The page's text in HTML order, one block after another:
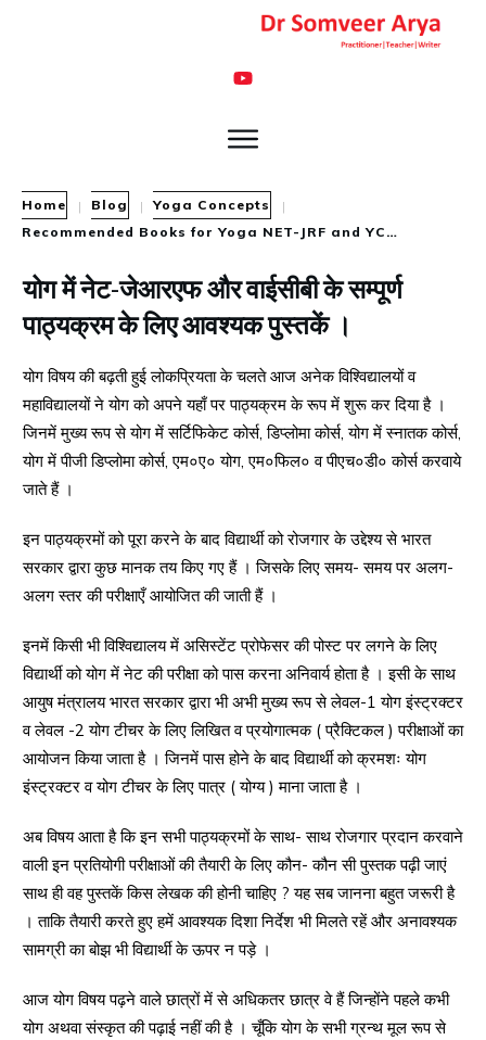
Home | Blog | Yoga Concepts
|
Recommended Books for Yoga NET-JRF and YCB BA (Yoga), MA (Yoga)
योग में नेट-जेआरएफ और वाईसीबी के सम्पूर्ण
पाठ्यक्रम के लिए आवश्यक पुस्तकें ।
योग विषय की बढ़ती हुई लोकप्रियता के चलते आज अनेक विश्विद्यालयों व
महाविद्यालयों ने योग को अपने यहाँ पर पाठ्यक्रम के रूप में शुरू कर दिया है ।
जिनमें मुख्य रूप से योग में सर्टिफिकेट कोर्स, डिप्लोमा कोर्स, योग में स्नातक कोर्स,
योग में पीजी डिप्लोमा कोर्स, एम०ए० योग, एम०फिल० व पीएच०डी० कोर्स करवाये
जाते हैं ।
इन पाठ्यक्रमों को पूरा करने के बाद विद्यार्थी को रोजगार के उद्देश्य से भारत
सरकार द्वारा कुछ मानक तय किए गए हैं । जिसके लिए समय- समय पर अलग-
अलग स्तर की परीक्षाएँ आयोजित की जाती हैं ।
इनमें किसी भी विश्विद्यालय में असिस्टेंट प्रोफेसर की पोस्ट पर लगने के लिए
विद्यार्थी को योग में नेट की परीक्षा को पास करना अनिवार्य होता है । इसी के साथ
आयुष मंत्रालय भारत सरकार द्वारा भी अभी मुख्य रूप से लेवल-1 योग इंस्ट्रक्टर
व लेवल -2 योग टीचर के लिए लिखित व प्रयोगात्मक ( प्रैक्टिकल ) परीक्षाओं का
आयोजन किया जाता है । जिनमें पास होने के बाद विद्यार्थी को क्रमशः योग
इंस्ट्रक्टर व योग टीचर के लिए पात्र ( योग्य ) माना जाता है ।
अब विषय आता है कि इन सभी पाठ्यक्रमों के साथ- साथ रोजगार प्रदान करवाने
वाली इन प्रतियोगी परीक्षाओं की तैयारी के लिए कौन- कौन सी पुस्तक पढ़ी जाएं
साथ ही वह पुस्तकें किस लेखक की होनी चाहिए ? यह सब जानना बहुत जरूरी है
। ताकि तैयारी करते हुए हमें आवश्यक दिशा निर्देश भी मिलते रहें और अनावश्यक
सामग्री का बोझ भी विद्यार्थी के ऊपर न पड़े ।
आज योग विषय पढ़ने वाले छात्रों में से अधिकतर छात्र वे हैं जिन्होंने पहले कभी
योग अथवा संस्कृत की पढ़ाई नहीं की है । चूँकि योग के सभी ग्रन्थ मूल रूप से